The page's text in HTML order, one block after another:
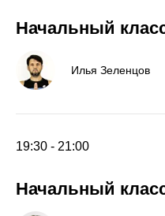
Начальный
Илья Зеленцов
19:30 - 21:00
Начальный